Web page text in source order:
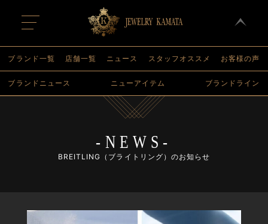
t
o
g
l
n
a
ブランド一覧 店舗一覧 ニュース スタッフオススメ お客様の声
ブランドニュース ニューアイテム ブランドライン
-NEWS-
BREITLING（ブライトリング）のお知らせ